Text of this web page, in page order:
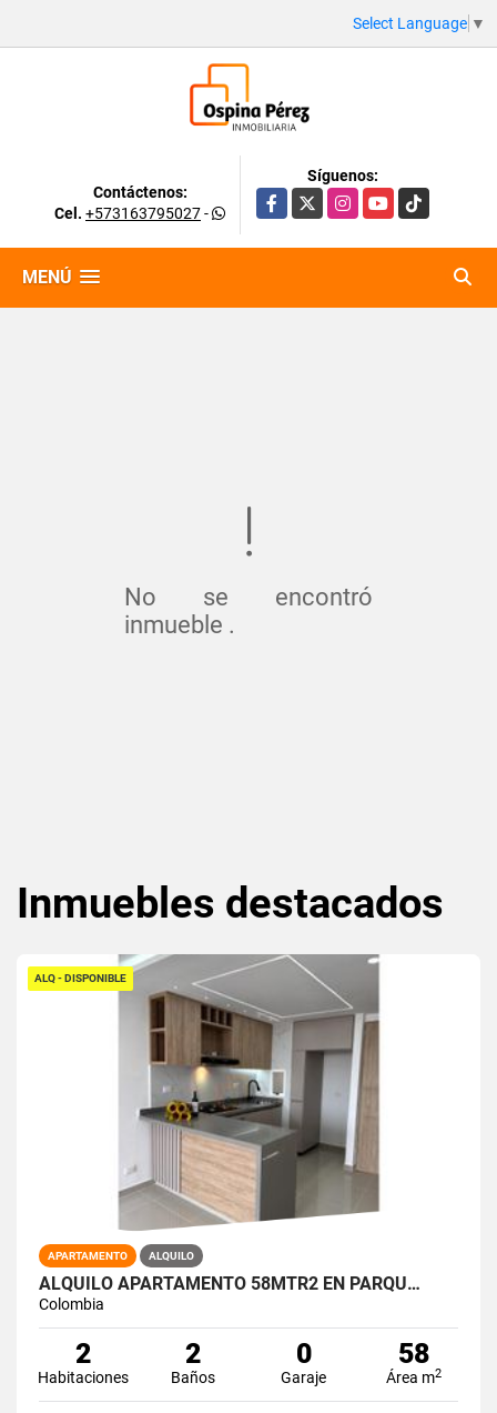
Select Language ▼
Contáctenos:
Cel. +573163795027-
Síguenos:
Facebook
X InstagramYouTubeTikTok
MENÚ
No se encontró
inmueble .
Inmuebles destacados
ALQ - DISPONIBLE
APARTAMENTO ALQUILO
ALQUILO APARTAMENTO 58MTR2 EN PARQU…
Colombia
2
Habitaciones
2
Baños
0
Garaje
58
Área m2